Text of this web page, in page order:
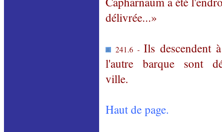
délivrée...»
241.6 -Ils descendent
l'autre barque sont
ville.
Haut de page.